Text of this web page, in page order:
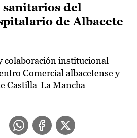
sanitarios del
de Albacete
colaboración institucional
Comercial albacetense y
Castilla-La Mancha